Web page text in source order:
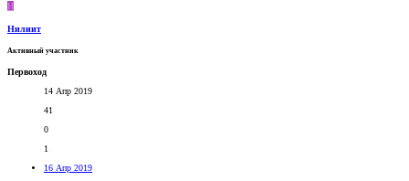
Н
Нилиит
Активный участник
Первоход
14 Апр 2019
41
0
1
16 Апр 2019